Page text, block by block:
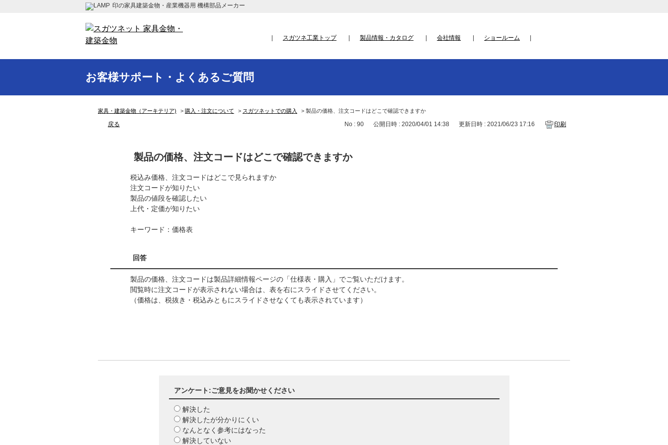
印の家具建築金物・産業機器用 機構部品メーカー
スガツネ工業トップ 製品情報・カタログ 会社情報 ショールーム
お客様サポート・よくあるご質問
家具・建築金物（アーキテリア) > 購入・注文について > スガツネットでの購入 > 製品の価格、注文コードはどこで確認できますか
戻る No : 90 公開日時 : 2020/04/01 14:38 更新日時 : 2021/06/23 17:16 印刷
製品の価格、注文コードはどこで確認できますか
税込み価格、注文コードはどこで見られますか
注文コードが知りたい
製品の値段を確認したい
上代・定価が知りたい
キーワード：価格表
回答
製品の価格、注文コードは製品詳細情報ページの「仕様表・購入」でご覧いただけます。
閲覧時に注文コードが表示されない場合は、表を右にスライドさせてください。
（価格は、税抜き・税込みともにスライドさせなくても表示されています）
アンケート:ご意見をお聞かせください
解決した
解決したが分かりにくい
なんとなく参考にはなった
解決していない